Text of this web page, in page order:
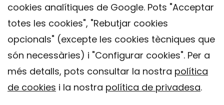
cookies analítiques de Google. Pots "Acceptar
totes les cookies", "Rebutjar cookies
opcionals" (excepte les cookies tècniques que
són necessàries) i "Configurar cookies". Per a
més detalls, pots consultar la nostra política
de cookies i la nostra política de privadesa.
Contacte
Política de privacitat
Política de Cookies